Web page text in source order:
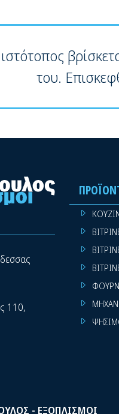
του.
110,
- ΕΞΟΠΛΙΣΜΟΙ